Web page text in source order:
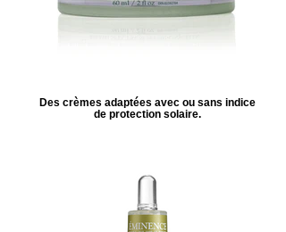
Des crèmes adaptées avec ou sans indice
de protection solaire.